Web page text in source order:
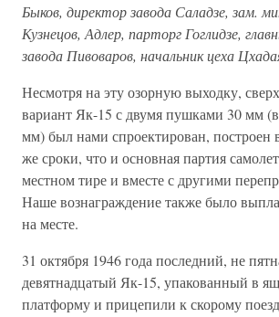
Быков, директор завода Саладзе, зам.
Кузнецов, Адлер, парторг Гоглидзе,
завода Пивоваров, начальник цеха
Несмотря на эту озорную выходку,
вариант Як-15 с двумя пушками 30 мм
мм) был нами спроектирован, построен
же сроки, что и основная партия
местном тире и вместе с другими
Наше вознаграждение также было
на месте.
31 октября 1946 года последний, не
девятнадцатый Як-15, упакованный в
платформу и прицепили к скорому